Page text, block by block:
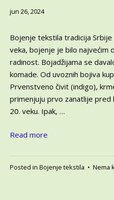
jun 26, 2024jun
Bojenje tekstila tradicija
veka, bojenje je bilo najvećim
radinost. Bojadžijama se
komade. Od uvoznih bojiva
Prvenstveno čivit (indigo),
primenjuju prvo zanatlije pred
20. veku. Ipak, …
Read more
Posted in Bojenje tekstila • Nema